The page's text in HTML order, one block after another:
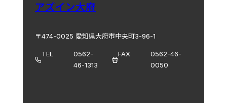
アズイン大府
〒474-0025 愛知県大府市中央町3-96-1
TEL
0562-
46-1313
FAX
0562-46-
0050